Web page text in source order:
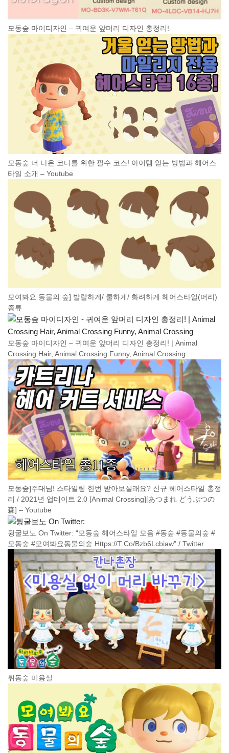
모동숲 마이디자인 – 귀여운 앞머리 디자인 총정리!
모동숲 더 나은 코디를 위한 필수 코스! 아이템 얻는 방법과 헤어스
타일 소개 – Youtube
모여봐요 동물의 숲] 발랄하게/ 쿨하게/ 화려하게 헤어스타일(머리)
종류
모동숲 마이디자인 – 귀여운 앞머리 디자인 총정리! | Animal
Crossing Hair, Animal Crossing Funny, Animal Crossing
모동숲]주대님! 스타일링 한번 받아보실래요? 신규 헤어스타일 총정
리 / 2021년 업데이트 2.0 [Animal Crossing][あつまれ どうぶつの
森] – Youtube
뒹굴보노 On Twitter: “모동숲 헤어스타일 모음 #동숲 #동물의숲 #
모동숲 #모여봐요동물의숲 Https://T.Co/Bzb6Lcbiaw” / Twitter
튀동숲 미용실